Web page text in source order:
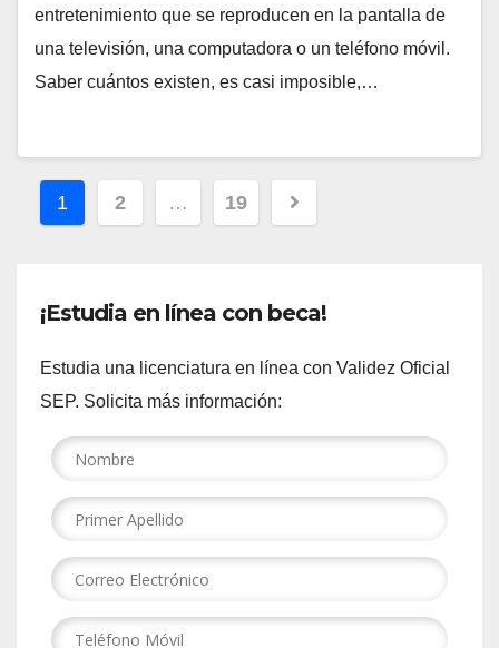
entretenimiento que se reproducen en la pantalla de
una televisión, una computadora o un teléfono móvil.
Saber cuántos existen, es casi imposible,…
Paginación
entradas
1 2 … 19
¡Estudia en línea con beca!
Estudia una licenciatura en línea con Validez Oficial
SEP. Solicita más información: